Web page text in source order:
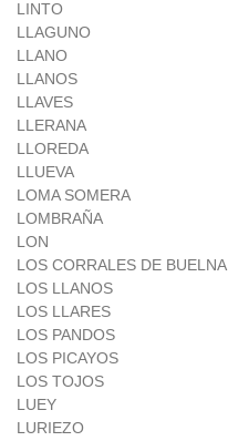
LINTO
LLAGUNO
LLANO
LLANOS
LLAVES
LLERANA
LLOREDA
LLUEVA
LOMA SOMERA
LOMBRAÑA
LON
LOS CORRALES DE BUELNA
LOS LLANOS
LOS LLARES
LOS PANDOS
LOS PICAYOS
LOS TOJOS
LUEY
LURIEZO